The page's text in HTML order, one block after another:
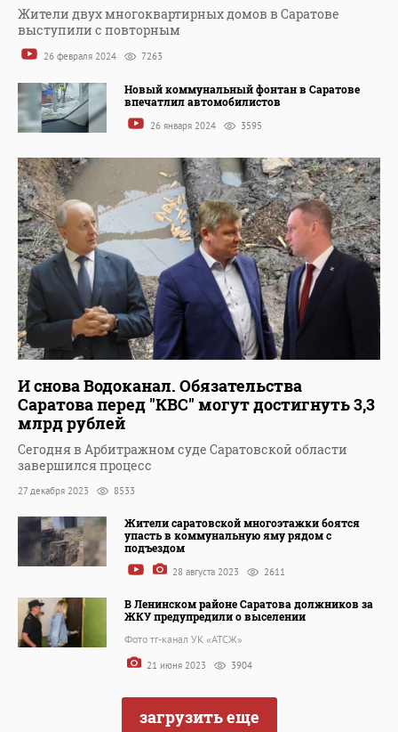
Жители двух многоквартирных домов в Саратове
выступили с повторным
26 февраля 2024 7263
Новый коммунальный фонтан в Саратове
впечатлил автомобилистов
26 января 2024 3595
И снова Водоканал. Обязательства
Саратова перед "КВС" могут достигнуть 3,3
млрд рублей
Сегодня в Арбитражном суде Саратовской области
завершился процесс
27 декабря 2023 8533
Жители саратовской многоэтажки боятся
упасть в коммунальную яму рядом с
подъездом
28 августа 2023 2611
В Ленинском районе Саратова должников за
ЖКУ предупредили о выселении
Фото тг-канал УК «АТСЖ»
21 июня 2023 3904
загрузить еще